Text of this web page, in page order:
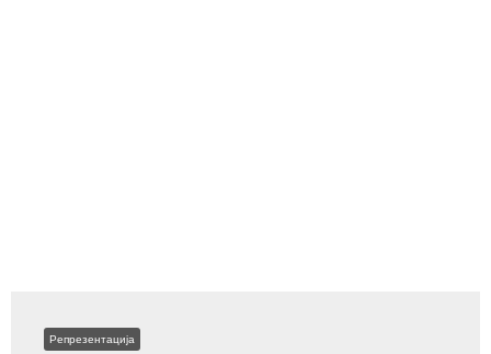
Репрезентација